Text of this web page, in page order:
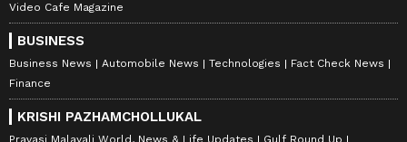
Video Cafe Magazine
BUSINESS
Business News Automobile News Technologies
Fact Check News
Finance
KRISHI PAZHAMCHOLLUKAL